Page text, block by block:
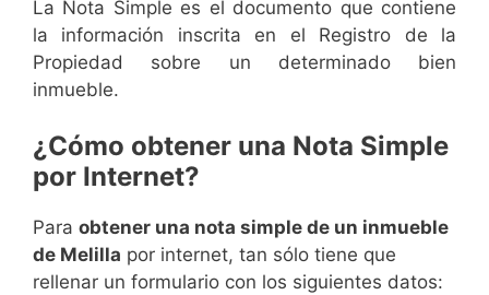
La Nota Simple es el documento que contiene
la información inscrita en el Registro de la
Propiedad sobre un determinado bien
inmueble.
¿Cómo obtener una Nota Simple
por Internet?
Para obtener una nota simple de un inmueble
de Melilla por internet, tan sólo tiene que
rellenar un formulario con los siguientes datos: